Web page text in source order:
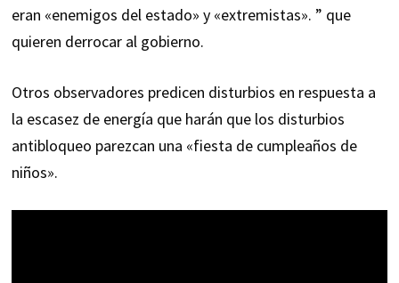
eran «enemigos del estado» y «extremistas». ” que
quieren derrocar al gobierno.
Otros observadores predicen disturbios en respuesta a
la escasez de energía que harán que los disturbios
antibloqueo parezcan una «fiesta de cumpleaños de
niños».